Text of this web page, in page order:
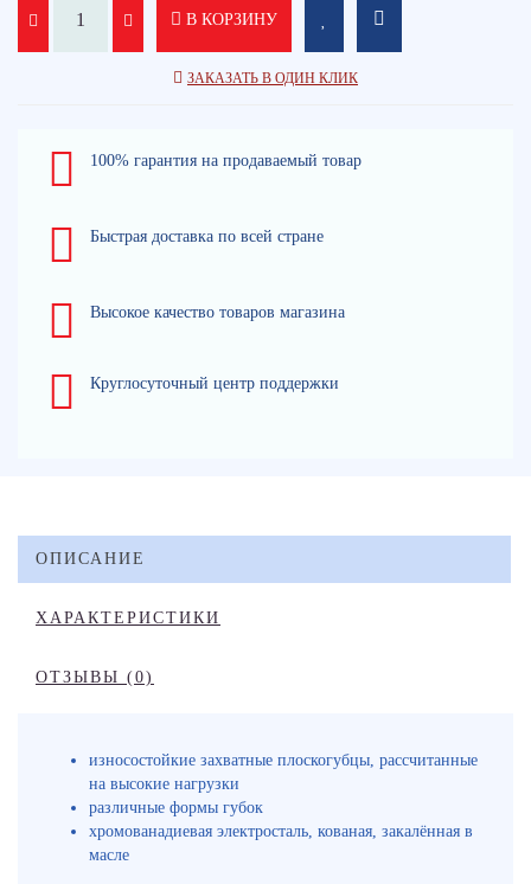
В КОРЗИНУ
ЗАКАЗАТЬ В ОДИН КЛИК
100% гарантия на продаваемый товар
Быстрая доставка по всей стране
Высокое качество товаров магазина
Круглосуточный центр поддержки
ОПИСАНИЕ
ХАРАКТЕРИСТИКИ
ОТЗЫВЫ (0)
износостойкие захватные плоскогубцы, рассчитанные
на высокие нагрузки
различные формы губок
хромованадиевая электросталь, кованая, закалённая в
масле